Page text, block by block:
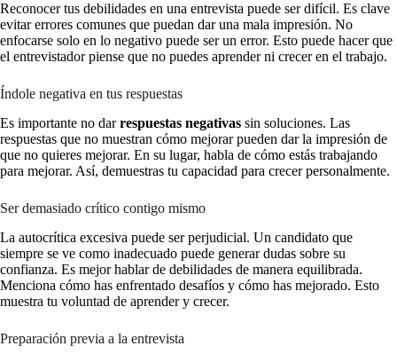
Reconocer tus debilidades en una entrevista puede ser difícil. Es clave
evitar errores comunes que puedan dar una mala impresión. No
enfocarse solo en lo negativo puede ser un error. Esto puede hacer que
el entrevistador piense que no puedes aprender ni crecer en el trabajo.
Índole negativa en tus respuestas
Es importante no darrespuestas negativas sin soluciones. Las
respuestas que no muestran cómo mejorar pueden dar la impresión de
que no quieres mejorar. En su lugar, habla de cómo estás trabajando
para mejorar. Así, demuestras tu capacidad para crecer personalmente.
Ser demasiado crítico contigo mismo
La autocrítica excesiva puede ser perjudicial. Un candidato que
siempre se ve como inadecuado puede generar dudas sobre su
confianza. Es mejor hablar de debilidades de manera equilibrada.
Menciona cómo has enfrentado desafíos y cómo has mejorado. Esto
muestra tu voluntad de aprender y crecer.
Preparación previa a la entrevista